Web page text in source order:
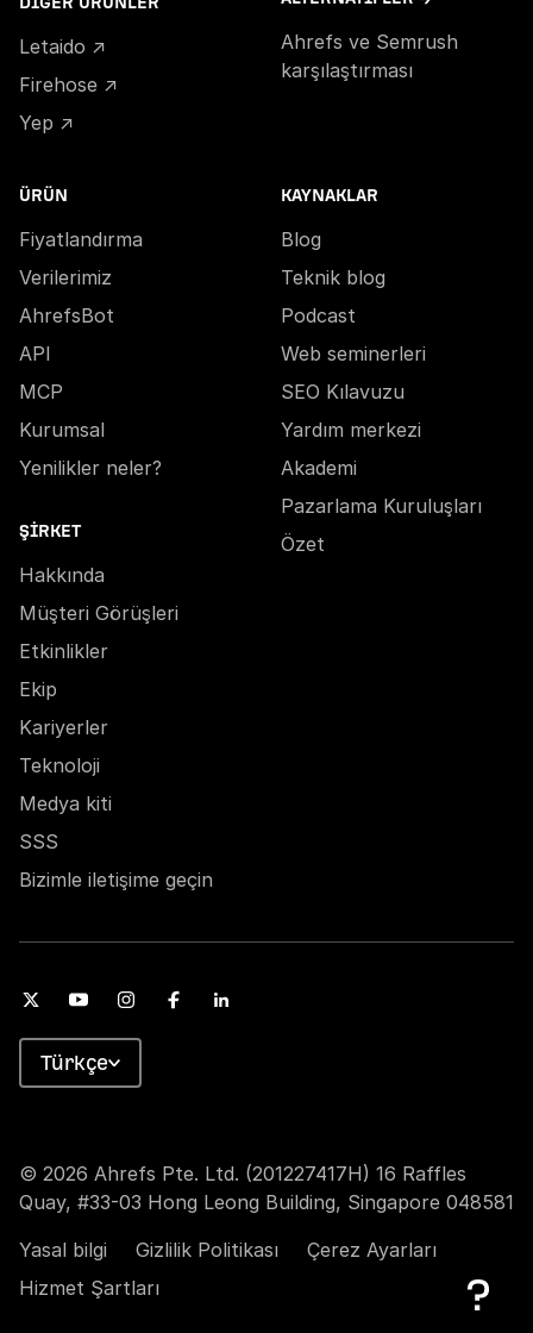
Letaido ↗
Firehose ↗
Yep ↗
Ahrefs ve Semrush
karşılaştırması
ÜRÜN
Fiyatlandırma
Verilerimiz
AhrefsBot
API
MCP
Kurumsal
Yenilikler neler?
ŞIRKET
Hakkında
Müşteri Görüşleri
Etkinlikler
Ekip
Kariyerler
Teknoloji
Medya kiti
SSS
Bizimle iletişime geçin
KAYNAKLAR
Blog
Teknik blog
Podcast
Web seminerleri
SEO Kılavuzu
Yardım merkezi
Akademi
Pazarlama Kuruluşları
Özet
© 2026 Ahrefs Pte. Ltd. (201227417H) 16 Raffles
Quay, #33-03 Hong Leong Building, Singapore 048581
Yasal bilgi
Gizlilik Politikası
Çerez Ayarları
Hizmet Şartları
Türkçe